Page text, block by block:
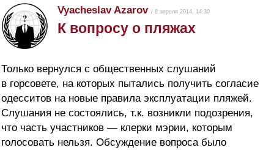
Vyacheslav Azarov / 8 апреля 2014, 14:30
К вопросу о пляжах
Только вернулся с общественных слушаний
в горсовете, на которых пытались получить согласие
одесситов на новые правила эксплуатации пляжей.
Слушания не состоялись, т.к. возникли подозрения,
что часть участников — клерки мэрии, которым
голосовать нельзя. Обсуждение вопроса было